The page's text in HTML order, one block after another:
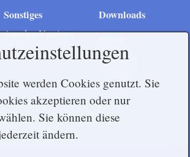
Sonstiges
Aus den Vereinen
Vereinskleidung
Downloads
Mitglieder
werden Cookies genutzt. Sie
akzeptieren oder nur
Sie können diese
ändern.